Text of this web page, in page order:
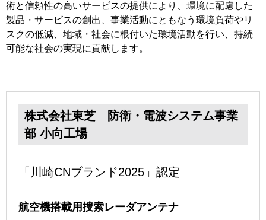
術と信頼性の高いサービスの提供により、環境に配慮した
製品・サービスの創出、事業活動にともなう環境負荷やリ
スクの低減、地域・社会に根付いた環境活動を行い、持続
可能な社会の実現に貢献します。
株式会社東芝 防衛・電波システム事業
部 小向工場
「川崎CNブランド2025」認定
航空機搭載用捜索レーダアンテナ